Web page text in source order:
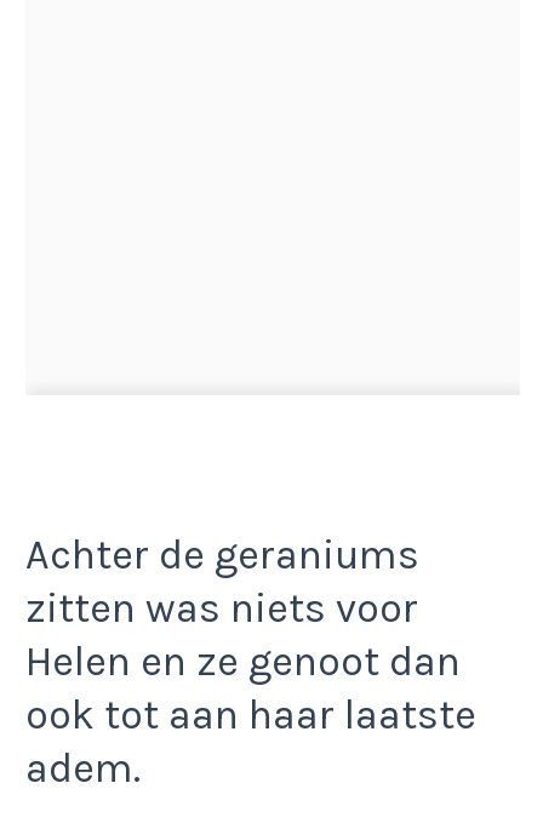
Achter de geraniums
zitten was niets voor
Helen en ze genoot dan
ook tot aan haar laatste
adem.